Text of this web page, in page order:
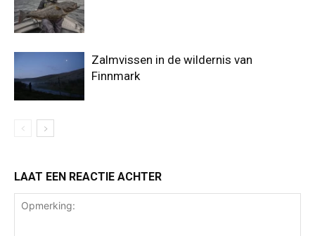
Zalmvissen in de wildernis van
Finnmark
LAAT EEN REACTIE ACHTER